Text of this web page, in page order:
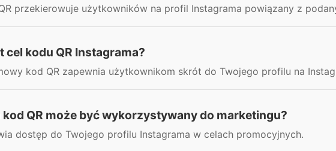
przekierowuje użytkowników na profil Instagrama powiązany z
cel kodu QR Instagrama?
kod QR zapewnia użytkownikom skrót do Twojego profilu na
kod QR może być wykorzystywany do marketingu?
dostęp do Twojego profilu Instagrama w celach promocyjnych.